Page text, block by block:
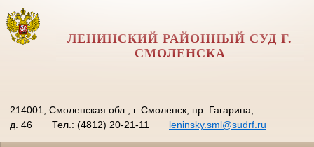
ЛЕНИНСКИЙ РАЙОННЫЙ СУД Г.
СМОЛЕНСКА
214001, Смоленская обл., г. Смоленск, пр. Гагарина,
д. 46
Тел.: (4812) 20-21-11 leninsky.sml@sudrf.ru